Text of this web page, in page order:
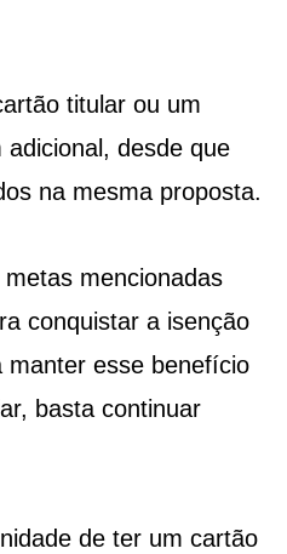
titular ou um
desde que
na mesma proposta.
mencionadas
conquistar a isenção
manter esse benefício
basta continuar
de ter um cartão